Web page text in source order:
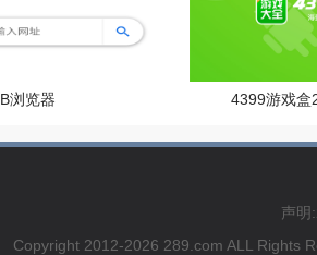
B浏览器 4399游戏盒
声明
Copyright 2012-2026 289.com ALL Rights